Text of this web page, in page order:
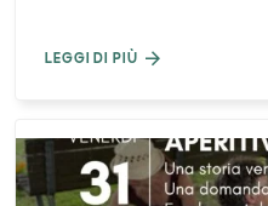
LEGGI DI PIÙ